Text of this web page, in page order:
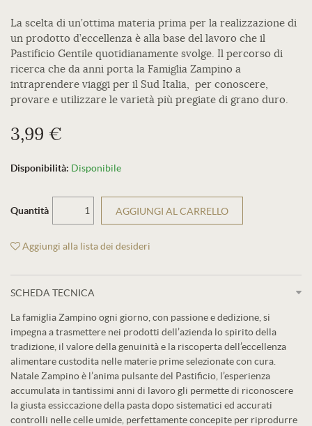
La scelta di un’ottima materia prima per la realizzazione di
un prodotto d’eccellenza è alla base del lavoro che il
Pastificio Gentile quotidianamente svolge. Il percorso di
ricerca che da anni porta la Famiglia Zampino a
intraprendere viaggi per il Sud Italia, per conoscere,
provare e utilizzare le varietà più pregiate di grano duro.
3,99 €
Disponibilità: Disponibile
Quantità AGGIUNGI AL CARRELLO
Aggiungi alla lista dei desideri
SCHEDA TECNICA
La famiglia Zampino ogni giorno, con passione e dedizione, si
impegna a trasmettere nei prodotti dell’azienda lo spirito della
tradizione, il valore della genuinità e la riscoperta dell’eccellenza
alimentare custodita nelle materie prime selezionate con cura.
Natale Zampino è l’anima pulsante del Pastificio, l’esperienza
accumulata in tantissimi anni di lavoro gli permette di riconoscere
la giusta essiccazione della pasta dopo sistematici ed accurati
controlli nelle celle umide, perfettamente concepite per riprodurre